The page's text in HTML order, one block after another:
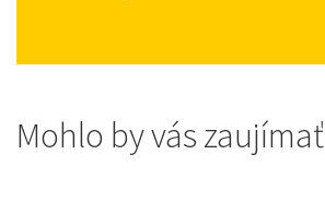
Mohlo by vás zaujímať